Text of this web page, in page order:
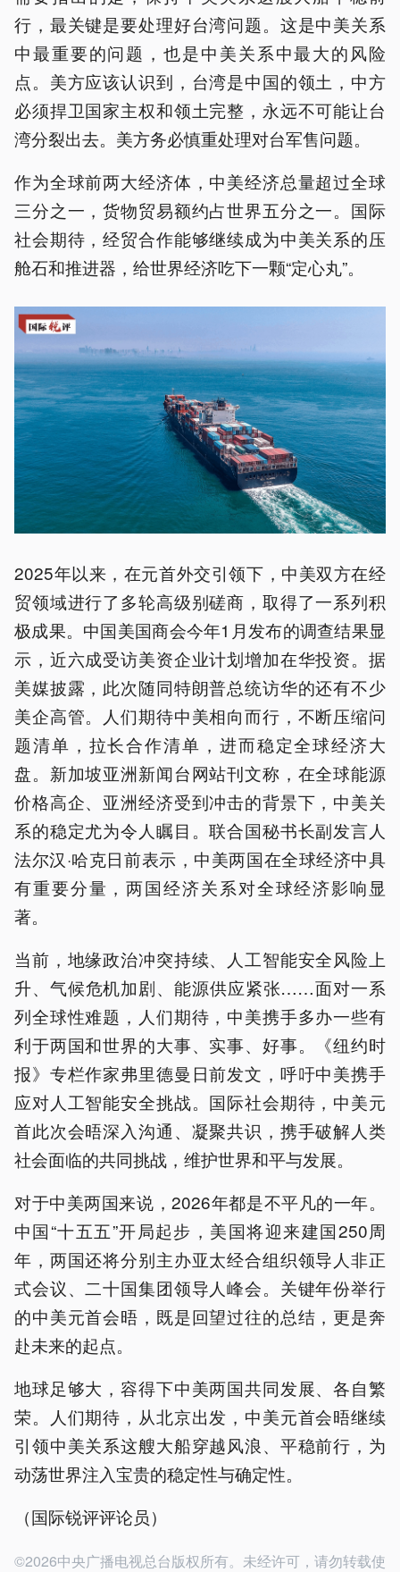
行，最关键是要处理好台湾问题。这是中美关系
中最重要的问题，也是中美关系中最大的风险
点。美方应该认识到，台湾是中国的领土，中方
必须捍卫国家主权和领土完整，永远不可能让台
湾分裂出去。美方务必慎重处理对台军售问题。
作为全球前两大经济体，中美经济总量超过全球
三分之一，货物贸易额约占世界五分之一。国际
社会期待，经贸合作能够继续成为中美关系的压
舱石和推进器，给世界经济吃下一颗“定心丸”。
2025年以来，在元首外交引领下，中美双方在经
贸领域进行了多轮高级别磋商，取得了一系列积
极成果。中国美国商会今年1月发布的调查结果显
示，近六成受访美资企业计划增加在华投资。据
美媒披露，此次随同特朗普总统访华的还有不少
美企高管。人们期待中美相向而行，不断压缩问
题清单，拉长合作清单，进而稳定全球经济大
盘。新加坡亚洲新闻台网站刊文称，在全球能源
价格高企、亚洲经济受到冲击的背景下，中美关
系的稳定尤为令人瞩目。联合国秘书长副发言人
法尔汉·哈克日前表示，中美两国在全球经济中具
有重要分量，两国经济关系对全球经济影响显
著。
当前，地缘政治冲突持续、人工智能安全风险上
升、气候危机加剧、能源供应紧张……面对一系
列全球性难题，人们期待，中美携手多办一些有
利于两国和世界的大事、实事、好事。《纽约时
报》专栏作家弗里德曼日前发文，呼吁中美携手
应对人工智能安全挑战。国际社会期待，中美元
首此次会晤深入沟通、凝聚共识，携手破解人类
社会面临的共同挑战，维护世界和平与发展。
对于中美两国来说，2026年都是不平凡的一年。
中国“十五五”开局起步，美国将迎来建国250周
年，两国还将分别主办亚太经合组织领导人非正
式会议、二十国集团领导人峰会。关键年份举行
的中美元首会晤，既是回望过往的总结，更是奔
赴未来的起点。
地球足够大，容得下中美两国共同发展、各自繁
荣。人们期待，从北京出发，中美元首会晤继续
引领中美关系这艘大船穿越风浪、平稳前行，为
动荡世界注入宝贵的稳定性与确定性。
（国际锐评评论员）
©2026中央广播电视总台版权所有。未经许可，请勿转载使